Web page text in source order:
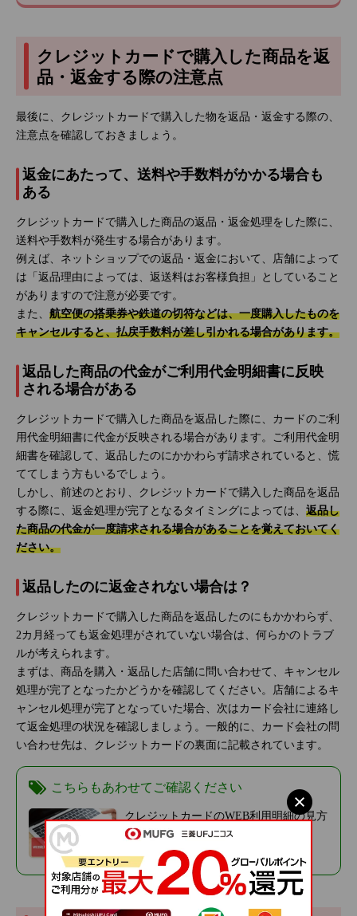
クレジットカードで購入した商品を返
品・返金する際の注意点
最後に、クレジットカードで購入した物を返品・返金する際の、
注意点を確認しておきましょう。
返金にあたって、送料や手数料がかかる場合も
ある
クレジットカードで購入した商品の返品・返金処理をした際に、
送料や手数料が発生する場合があります。
例えば、ネットショップでの返品・返金において、店舗によって
は「返品理由によっては、返送料はお客様負担」としていること
がありますので注意が必要です。
また、 航空便の搭乗券や鉄道の切符などは、一度購入したものを
キャンセルすると、払戻手数料が差し引かれる場合があります。
返品した商品の代金がご利用代金明細書に反映
される場合がある
クレジットカードで購入した商品を返品した際に、カードのご利
用代金明細書に代金が反映される場合があります。ご利用代金明
細書を確認して、返品したのにかかわらず請求されていると、慌
ててしまう方もいるでしょう。
しかし、前述のとおり、クレジットカードで購入した商品を返品
する際に、返金処理が完了となるタイミングによっては、 返品し
た商品の代金が一度請求される場合があることを覚えておいてく
ださい。
返品したのに返金されない場合は？
クレジットカードで購入した商品を返品したのにもかかわらず、
2カ月経っても返金処理がされていない場合は、何らかのトラブ
ルが考えられます。
まずは、商品を購入・返品した店舗に問い合わせて、キャンセル
処理が完了となったかどうかを確認してください。店舗によるキ
ャンセル処理が完了となっていた場合、次はカード会社に連絡し
て返金処理の状況を確認しましょう。一般的に、カード会社の問
い合わせ先は、クレジットカードの裏面に記載されています。
こちらもあわせてご確認ください
クレジットカードのWEB利用明細の見方
やメリット、活用法を紹介
2022年2月25日（更新 2025年12月9日）